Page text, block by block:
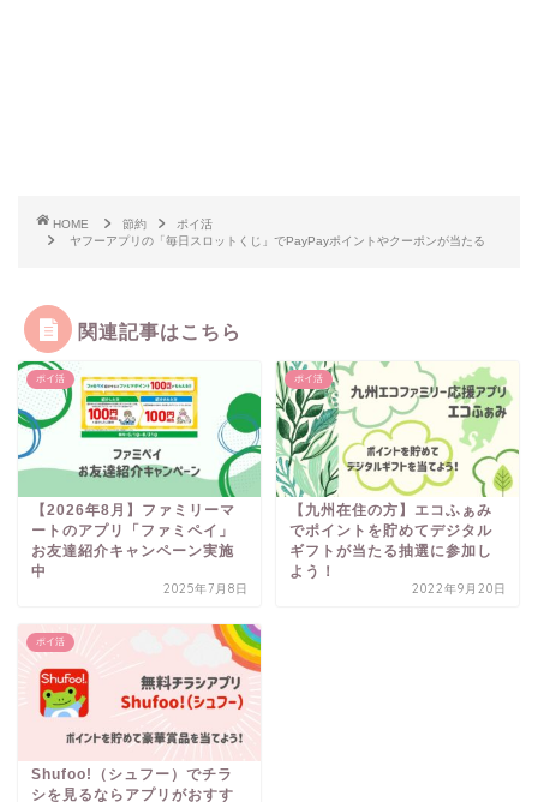
HOME 節約
ポイ活
ヤフーアプリの「毎日スロットくじ」でPayPayポイントやクーポンが当たる
関連記事はこちら
ポイ活
【2026年8月】ファミリーマ
ートのアプリ「ファミペイ」
お友達紹介キャンペーン実施
中
2025年7月8日
ポイ活
【九州在住の方】エコふぁみ
でポイントを貯めてデジタル
ギフトが当たる抽選に参加し
よう！
2022年9月20日
ポイ活
Shufoo!（シュフー）でチラ
シを見るならアプリがおすす